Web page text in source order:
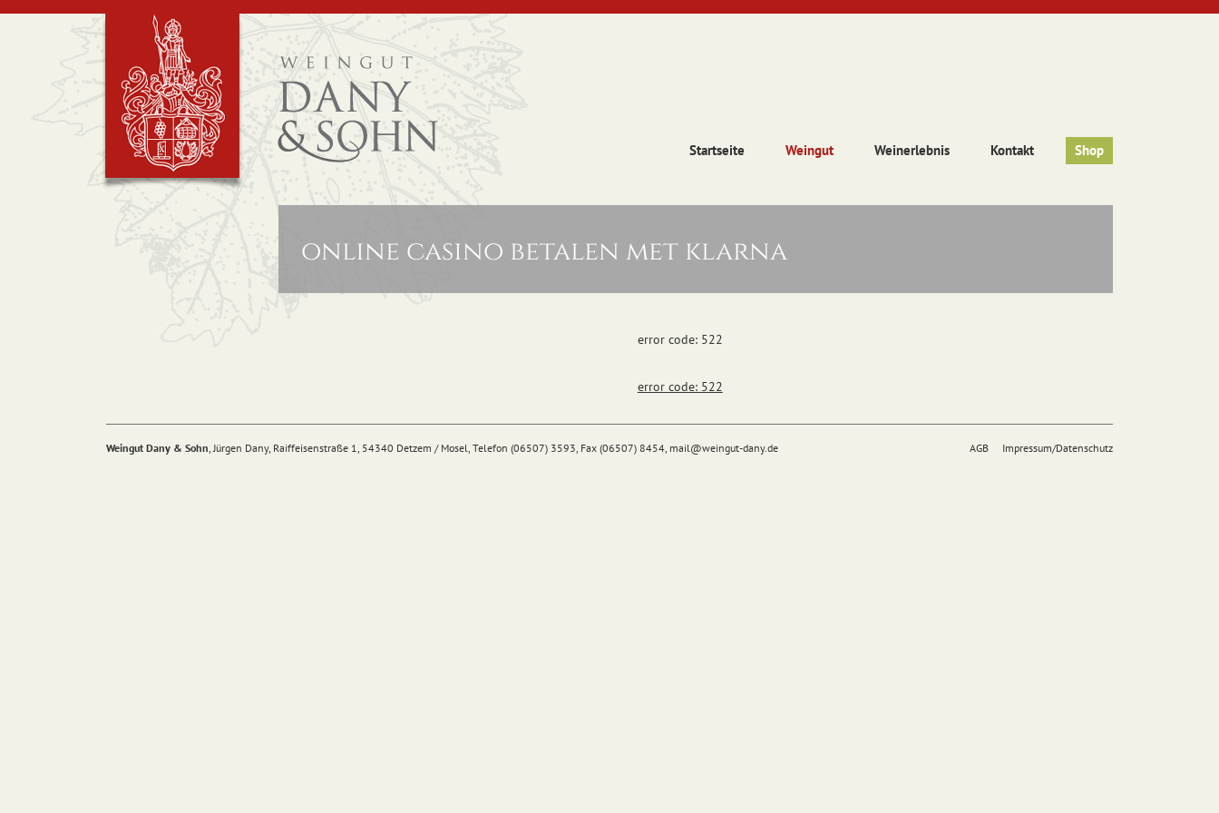
Startseite Weingut Weinerlebnis Kontakt Shop
online casino betalen met klarna
error code: 522
error code: 522
AGB Impressum/Datenschutz
Weingut Dany & Sohn, Jürgen Dany, Raiffeisenstraße 1, 54340 Detzem / Mosel, Telefon (06507) 3593, Fax (06507) 8454, mail@weingut-dany.de